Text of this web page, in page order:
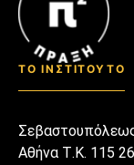
ΤΟ ΙΝΣΤΙΤΟΥΤΟ
Αθήνα Τ.Κ. 115 26